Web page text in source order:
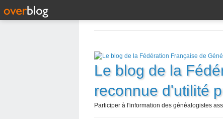
Le blog de la
reconnue d'utilité
Participer à l'information des généalogistes